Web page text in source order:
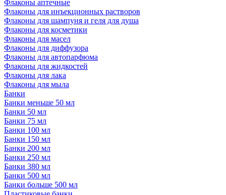
Флаконы аптечные
Флаконы для инъекционных растворов
Флаконы для шампуня и геля для душа
Флаконы для косметики
Флаконы для масел
Флаконы для диффузора
Флаконы для автопарфюма
Флаконы для жидкостей
Флаконы для лака
Флаконы для мыла
Банки
Банки меньше 50 мл
Банки 50 мл
Банки 75 мл
Банки 100 мл
Банки 150 мл
Банки 200 мл
Банки 250 мл
Банки 380 мл
Банки 500 мл
Банки больше 500 мл